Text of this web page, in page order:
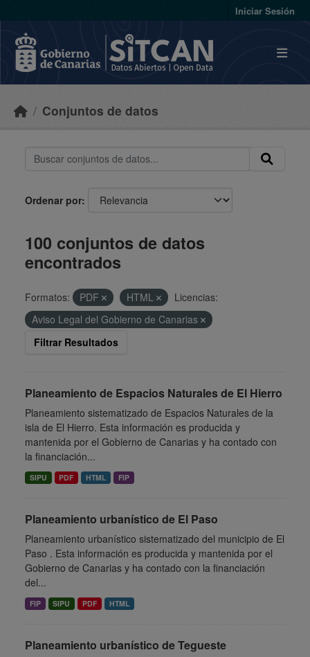
Iniciar Sesión
Conjuntos de datos
Ordenar por
100 conjuntos de datos
encontrados
Formatos: PDF HTML
Licencias:
Aviso Legal del Gobierno de Canarias
Filtrar Resultados
Planeamiento de Espacios Naturales de El Hierro
Planeamiento sistematizado de Espacios Naturales de la
isla de El Hierro. Esta información es producida y
mantenida por el Gobierno de Canarias y ha contado con
la financiación...
SIPU PDF HTML FIP
Planeamiento urbanístico de El Paso
Planeamiento urbanístico sistematizado del municipio de El
Paso . Esta información es producida y mantenida por el
Gobierno de Canarias y ha contado con la financiación
del...
FIP SIPU PDF HTML
Planeamiento urbanístico de Tegueste